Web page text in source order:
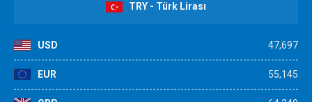
TRY - Türk Lirası
USD 47,697
EUR 55,145